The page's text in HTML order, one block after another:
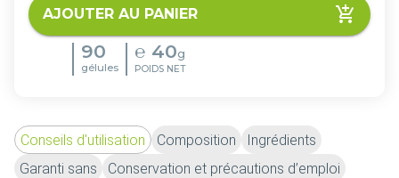
AJOUTER AU PANIER
90
gélules
℮ 40g
POIDS NET
Conseils d'utilisation Composition
Ingrédients
Garanti sans
Conservation et précautions d’emploi